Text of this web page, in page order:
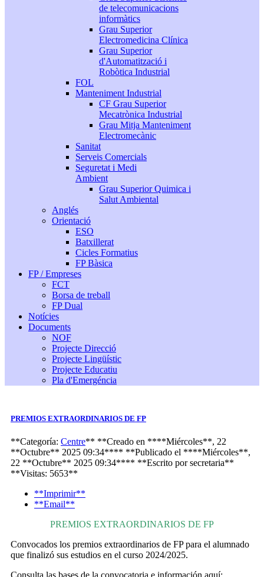
de telecomunicacions
informàtics
Grau Superior
Electromedicina Clínica
Grau Superior
d'Automatització i
Robòtica Industrial
FOL
Manteniment Industrial
CF Grau Superior
Mecatrònica Industrial
Grau Mitja Manteniment
Electromecànic
Sanitat
Serveis Comercials
Seguretat i Medi
Ambient
Grau Superior Quimica i
Salut Ambiental
Anglés
Orientació
ESO
Batxillerat
Cicles Formatius
FP Bàsica
FP / Empreses
FCT
Borsa de treball
FP Dual
Notícies
Documents
NOF
Projecte Direcció
Projecte Lingüístic
Projecte Educatiu
Pla d'Emergéncia
PREMIOS EXTRAORDINARIOS DE FP
**Categoría: Centre** **Creado en ****Miércoles**, 22
**Octubre** 2025 09:34**** **Publicado el ****Miércoles**,
22 **Octubre** 2025 09:34**** **Escrito porsecretaria**
**Visitas: 5653**
**Imprimir**
**Email**
PREMIOS EXTRAORDINARIOS DE FP
Convocados los premios extraordinarios de FP para el alumnado
que finalizó sus estudios en el curso 2024/2025.